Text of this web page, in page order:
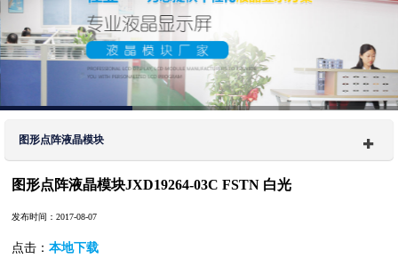
图形点阵液晶模块
图形点阵液晶模块JXD19264-03C FSTN 白光
发布时间：2017-08-07
点击：本地下载